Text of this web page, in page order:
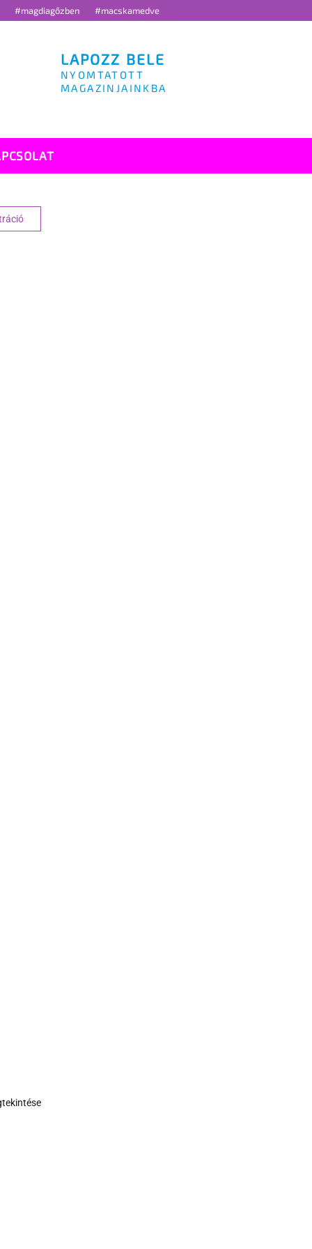
#magdiagőzben #macskamedve
LAPOZZ BELE
NYOMTATOTT
MAGAZINJAINKBA